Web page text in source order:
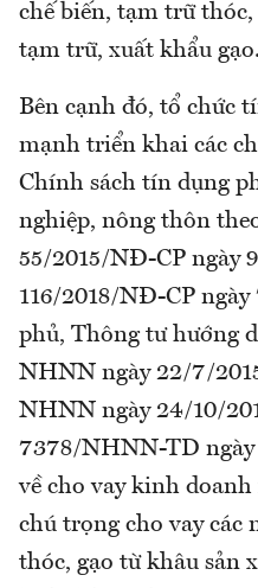
chế biến, tạm trữ thóc,
tạm trữ, xuất khẩu gạo.
Bên cạnh đó, tổ chức
mạnh triển khai các
Chính sách tín dụng
nghiệp, nông thôn
55/2015/NĐ-CP ngày
116/2018/NĐ-CP
phủ, Thông tư hướng
NHNN ngày 22/7/
NHNN ngày 24/10/
7378/NHNN-TD ngày
về cho vay kinh
chú trọng cho vay
thóc, gạo từ khâu sản